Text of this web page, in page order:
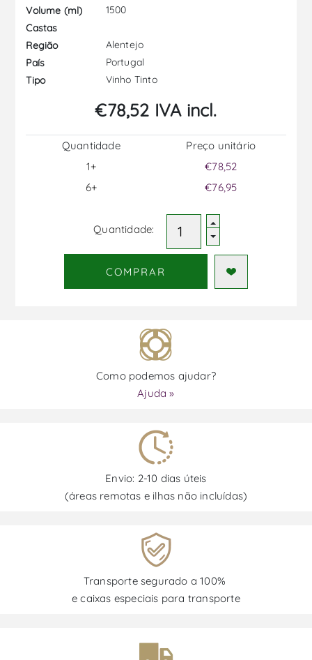
Volume (ml)
1500
Castas
Região
Alentejo
País
Portugal
Tipo
Vinho Tinto
€78,52 IVA incl.
Quantidade
1+
6+
Preço unitário
€78,52
€76,95
Quantidade:
COMPRAR
Como podemos ajudar?
Ajuda »
Envio: 2-10 dias úteis
(áreas remotas e ilhas não incluídas)
Transporte segurado a 100%
e caixas especiais para transporte